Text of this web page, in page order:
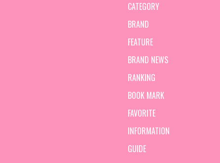
CATEGORY
BRAND
FEATURE
BRAND NEWS
RANKING
BOOK MARK
FAVORITE
INFORMATION
GUIDE